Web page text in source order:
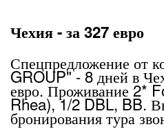
Чехия - за 327 евро
Спецпредложение от
GROUP" - 8 дней в
евро. Проживание 2*
Rhea), 1/2 DBL, BB.
бронирования тура